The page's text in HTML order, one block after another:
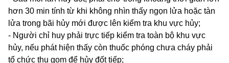
hơn 30 min tính từ khi không nhìn thấy ngọn lửa hoặc tàn
ửa trong bãi hủy mới được lên kiểm tra khu vực hủy;
- Người chỉ huy phải trực tiếp kiểm tra toàn bộ khu vực
hủy, nếu phát hiện thấy còn thuốc phóng chưa cháy phải
tổ chức thu gom để hủy đốt tiếp;